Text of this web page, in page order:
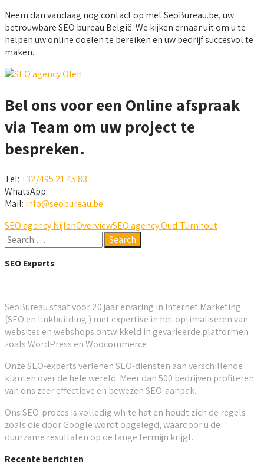
Neem dan vandaag nog contact op met SeoBureau.be, uw
betrouwbare SEO bureau België. We kijken ernaar uit om u te
helpen uw online doelen te bereiken en uw bedrijf succesvol te
maken.
Bel ons voor een Online afspraak
via Team om uw project te
bespreken.
Tel: +32/495 21 45 83
WhatsApp:
Mail: info@seobureau.be
SEO agency NijlenOverviewSEO agency Oud-Turnhout
SEO Experts
SeoBureau staat voor 20 jaar ervaring in Internet Marketing
(SEO en linkbuilding ) met expertise in het optimaliseren van
websites en webshops ontwikkeld in gevarieerde platformen
zoals WordPress en Woocommerce
Onze SEO-experts verlenen SEO-diensten aan verschillende
klanten over de hele wereld. Meer dan 500 bedrijven profiteren
van ons zeer effectieve en bewezen SEO-aanpak.
Ons SEO-proces is volledig white hat en houdt zich de regels
zoals die door Google wordt opgelegd, waardoor u de
duurzame resultaten op de lange termijn krijgt.
Recente berichten